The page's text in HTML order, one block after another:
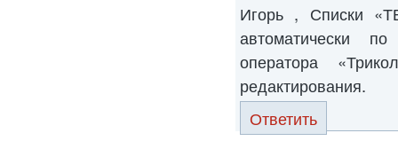
Игорь , Списки
автоматически
оператора
редактирования.
Ответить